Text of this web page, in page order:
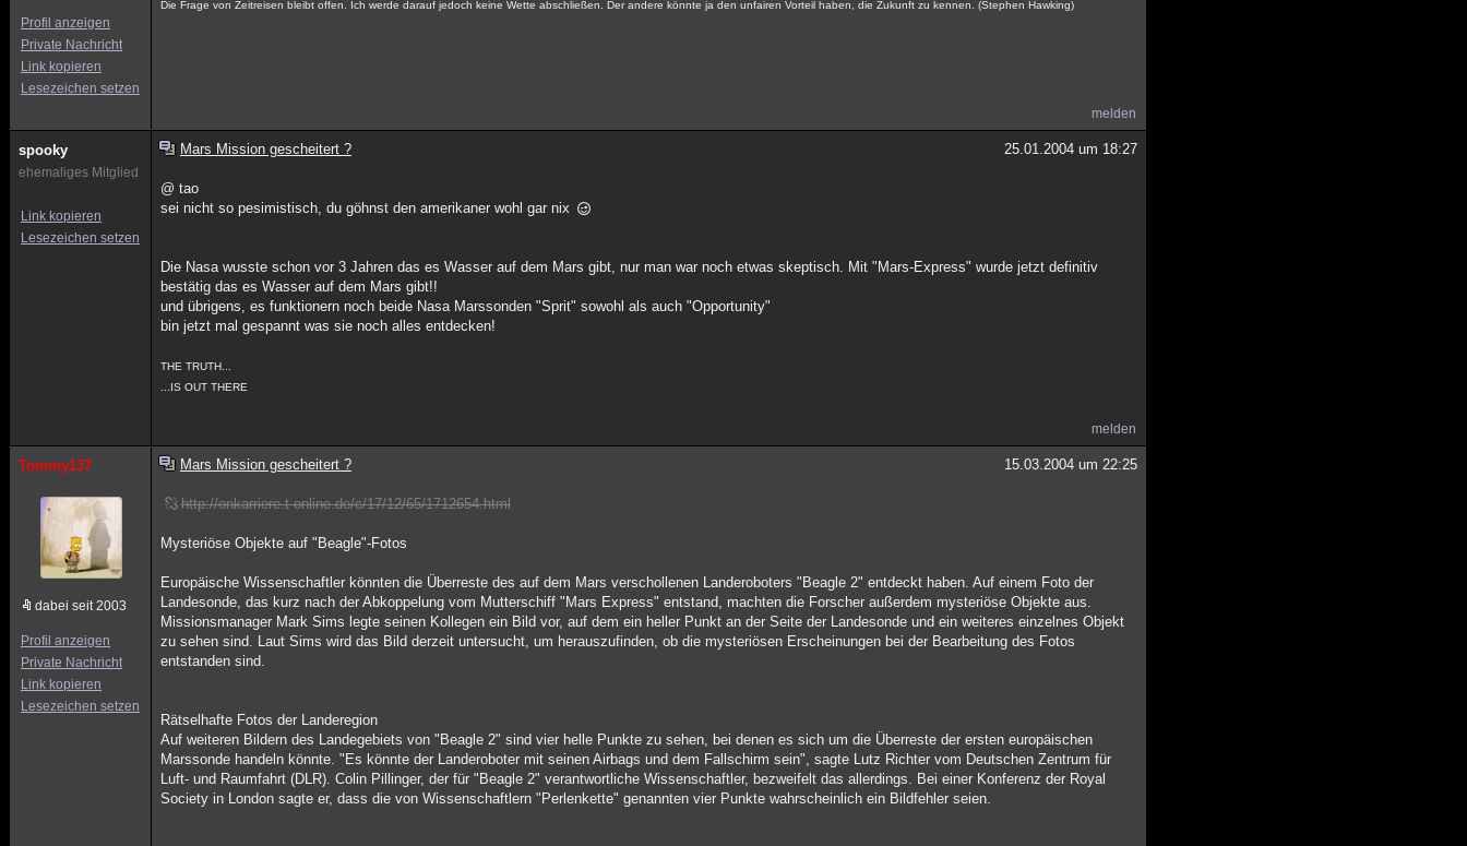
Profil anzeigen
Private Nachricht
Link kopieren
Lesezeichen setzen
Die Frage von Zeitreisen bleibt offen. Ich werde darauf jedoch keine Wette abschließen. Der andere könnte ja den unfairen Vorteil haben, die Zukunft zu kennen. (Stephen Hawking)
melden
spooky
ehemaliges Mitglied
Link kopieren
Lesezeichen setzen
Mars Mission gescheitert ? 25.01.2004 um 18:27
@ tao
sei nicht so pesimistisch, du göhnst den amerikaner wohl gar nix
Die Nasa wusste schon vor 3 Jahren das es Wasser auf dem Mars gibt, nur man war noch etwas skeptisch. Mit "Mars-Express" wurde jetzt definitiv
bestätig das es Wasser auf dem Mars gibt!!
und übrigens, es funktionern noch beide Nasa Marssonden "Sprit" sowohl als auch "Opportunity"
bin jetzt mal gespannt was sie noch alles entdecken!
THE TRUTH...
...IS OUT THERE
melden
Tommy137
dabei seit 2003
Profil anzeigen
Private Nachricht
Link kopieren
Lesezeichen setzen
Mars Mission gescheitert ? 15.03.2004 um 22:25
http://onkarriere.t-online.de/c/17/12/65/1712654.html
Mysteriöse Objekte auf "Beagle"-Fotos
Europäische Wissenschaftler könnten die Überreste des auf dem Mars verschollenen Landeroboters "Beagle 2" entdeckt haben. Auf einem Foto der
Landesonde, das kurz nach der Abkoppelung vom Mutterschiff "Mars Express" entstand, machten die Forscher außerdem mysteriöse Objekte aus.
Missionsmanager Mark Sims legte seinen Kollegen ein Bild vor, auf dem ein heller Punkt an der Seite der Landesonde und ein weiteres einzelnes Objekt
zu sehen sind. Laut Sims wird das Bild derzeit untersucht, um herauszufinden, ob die mysteriösen Erscheinungen bei der Bearbeitung des Fotos
entstanden sind.
Rätselhafte Fotos der Landeregion
Auf weiteren Bildern des Landegebiets von "Beagle 2" sind vier helle Punkte zu sehen, bei denen es sich um die Überreste der ersten europäischen
Marssonde handeln könnte. "Es könnte der Landeroboter mit seinen Airbags und dem Fallschirm sein", sagte Lutz Richter vom Deutschen Zentrum für
Luft- und Raumfahrt (DLR). Colin Pillinger, der für "Beagle 2" verantwortliche Wissenschaftler, bezweifelt das allerdings. Bei einer Konferenz der Royal
Society in London sagte er, dass die von Wissenschaftlern "Perlenkette" genannten vier Punkte wahrscheinlich ein Bildfehler seien.